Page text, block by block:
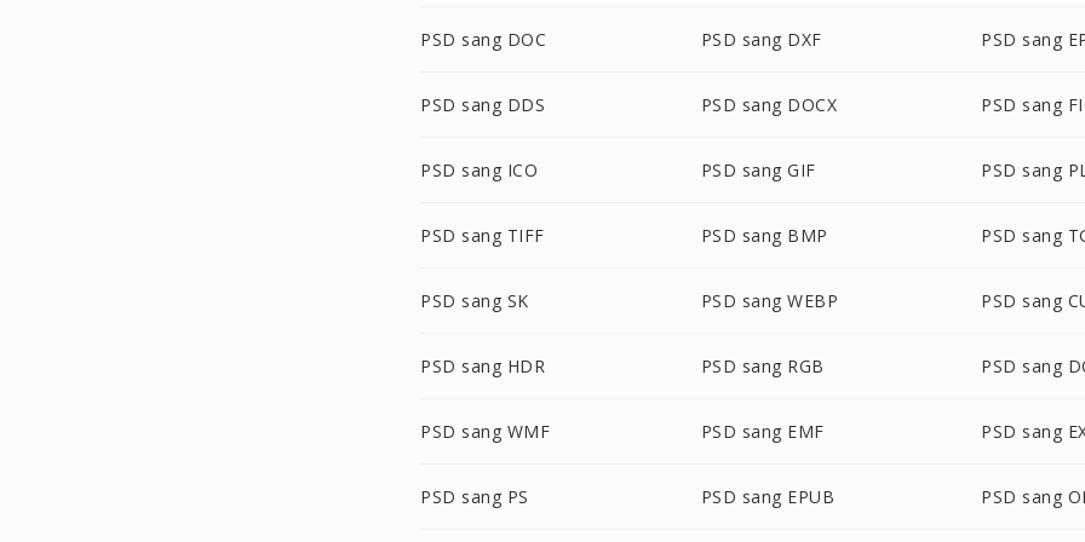
PSD sang DOC PSD sang DXF PSD sang
PSD sang DDS PSD sang DOCX PSD sang
PSD sang ICO PSD sang GIF PSD sang
PSD sang TIFF PSD sang BMP PSD sang
PSD sang SK PSD sang WEBP PSD sang
PSD sang HDR PSD sang RGB PSD sang
PSD sang WMF PSD sang EMF PSD sang
PSD sang PS PSD sang EPUB PSD sang